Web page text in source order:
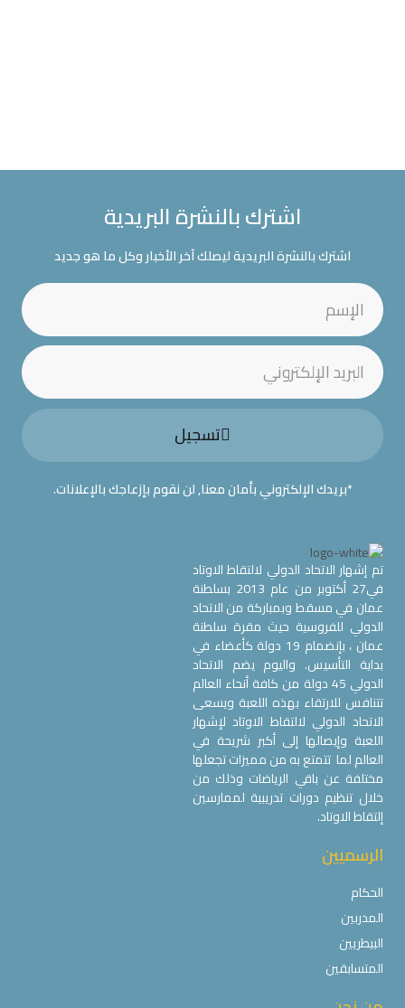
اشترك بالنشرة البريدية
اشترك بالنشرة البريدية ليصلك آخر الأخبار وكل ما هو جديد
تسجيل
*بريدك الإلكتروني بأمان معنا, لن نقوم بإزعاجك بالإعلانات.
تم إشهار الاتحاد الدولي لالتقاط الاوتاد
في27 أكتوبر من عام 2013 بسلطنة
عمان في مسقط وبمباركة من الاتحاد
الدولي للفروسية حيث مقرة سلطنة
عمان ، بإنضمام 19 دولة كأعضاء في
بداية التأسيس. واليوم يضم الاتحاد
الدولي 45 دولة من كافة أنحاء العالم
تتنافس للارتقاء بهذه اللعبة ويسعى
الاتحاد الدولي لالتقاط الاوتاد لإشهار
اللعبة وإيصالها إلى أكبر شريحة في
العالم لما تتمتع به من مميزات تجعلها
مختلفة عن باقي الرياضات وذلك من
خلال تنظيم دورات تدريبية لممارسين
إلتقاط الاوتاد.
الرسميين
الحكام
المدربين
البيطريين
المتسابقين